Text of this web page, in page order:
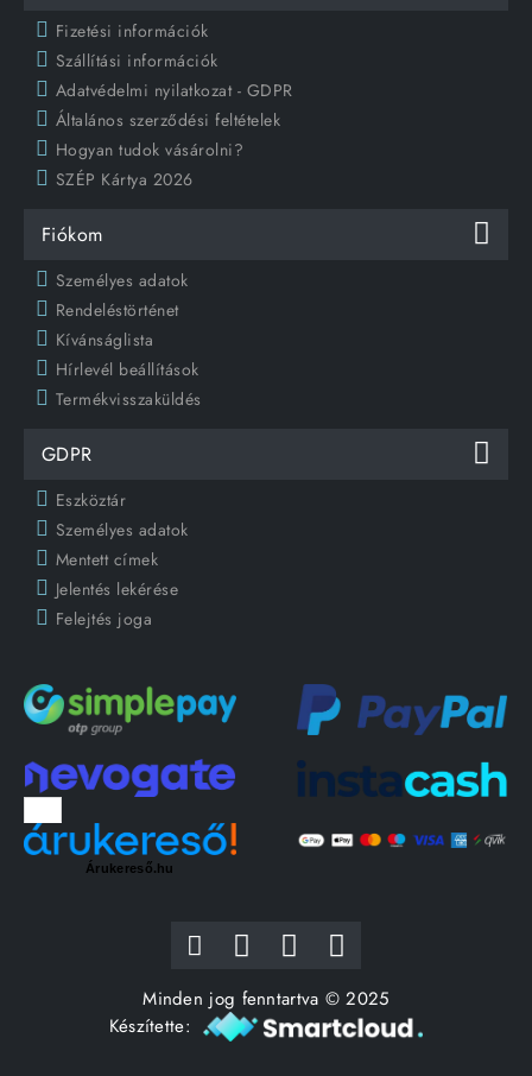
Fizetési információk
Szállítási információk
Adatvédelmi nyilatkozat - GDPR
Általános szerződési feltételek
Hogyan tudok vásárolni?
SZÉP Kártya 2026
Fiókom
Személyes adatok
Rendeléstörténet
Kívánságlista
Hírlevél beállítások
Termékvisszaküldés
GDPR
Eszköztár
Személyes adatok
Mentett címek
Jelentés lekérése
Felejtés joga
Árukereső.hu
Minden jog fenntartva © 2025
Készítette: